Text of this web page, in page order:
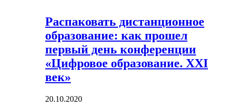
Распаковать дистанционное
образование: как прошел
первый день конференции
«Цифровое образование. XXI
век»
20.10.2020